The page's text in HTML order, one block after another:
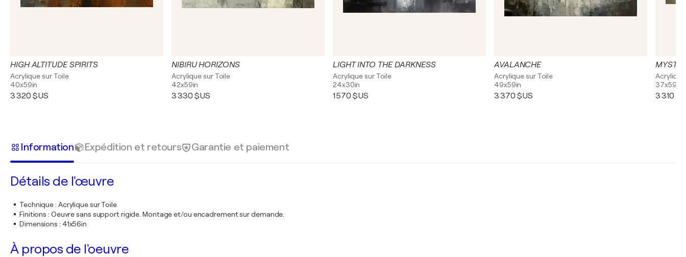
HIGH ALTITUDE SPIRITS
Acrylique sur Toile
40x59in
3 320 $US
NIBIRU HORIZONS
Acrylique sur Toile
42x59in
3 330 $US
LIGHT INTO THE DARKNESS
Acrylique sur Toile
24x30in
1 570 $US
AVALANCHE
Acrylique sur Toile
49x59in
3 370 $US
37x59in
3 310
Information Expédition et retours Garantie et paiement
Détails de l'œuvre
Technique: Acrylique sur Toile
Finitions : Oeuvre sans support rigide. Montage et/ou encadrement sur demande.
Dimensions : 41x56in
À propos de l'oeuvre